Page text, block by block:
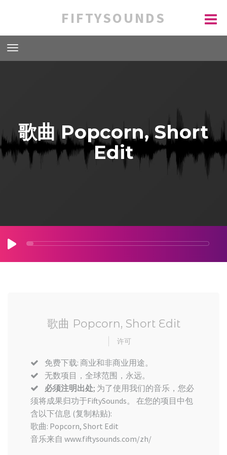
FIFTYSOUNDS
歌曲 Popcorn, Short
Edit
歌曲 Popcorn, Short Edit
许可
免费下载: 商业和非商业用途。
无数项目，全球范围，永远。
必须注明出处; 为了使用我们的音乐，您必
须将成果归功于FiftySounds。 在您的项目中包
含以下信息 (复制粘贴):
歌曲: Popcorn, Short Edit
音乐来自 www.fiftysounds.com/zh/